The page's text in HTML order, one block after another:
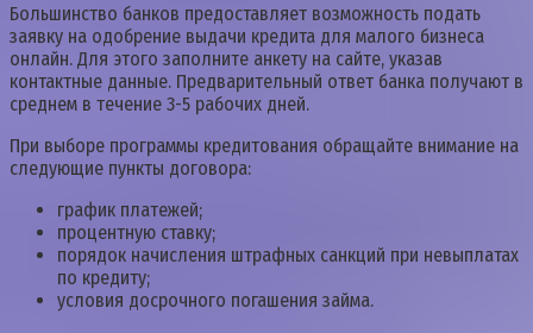
Большинство банков предоставляет возможность подать
заявку на одобрение выдачи кредита для малого бизнеса
онлайн. Для этого заполните анкету на сайте, указав
контактные данные. Предварительный ответ банка получают в
среднем в течение 3-5 рабочих дней.
При выборе программы кредитования обращайте внимание на
следующие пункты договора:
график платежей;
процентную ставку;
порядок начисления штрафных санкций при невыплатах
по кредиту;
условия досрочного погашения займа.